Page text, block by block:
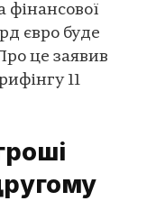
євро буде
це заявив
11